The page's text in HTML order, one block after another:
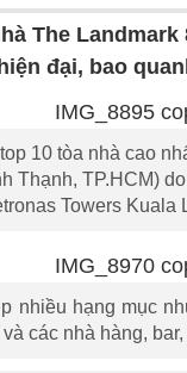
The Landmark
đại, bao
10 tòa nhà cao
Thạnh, TP.HCM)
Towers Kuala
nhiều hạng mục
các nhà hàng, bar,